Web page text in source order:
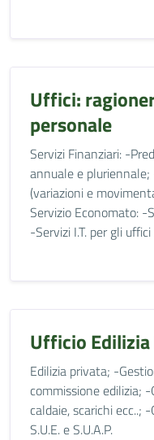
Uffici:
personale
Servizi Finanziari: -
annuale e
(variazioni e
Servizio Economato: -
-Servizi I.T. per gli
Ufficio
Edilizia privata; -
commissione edilizia;
caldaie, scarichi ecc..;
S.U.E. e S.U.A.P.